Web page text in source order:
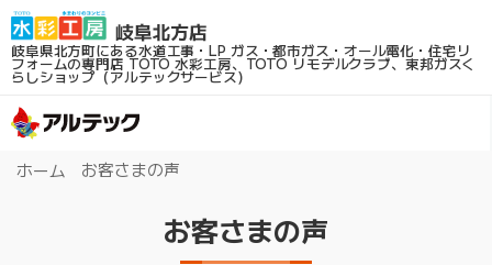
岐阜県北方町にある水道工事・LP ガス・都市ガス・オール電化・住宅リ
フォームの専門店TOTO 水彩工房、TOTO リモデルクラブ、東邦ガスく
らしショップ（アルテックサービス）
ホーム お客さまの声
お客さまの声